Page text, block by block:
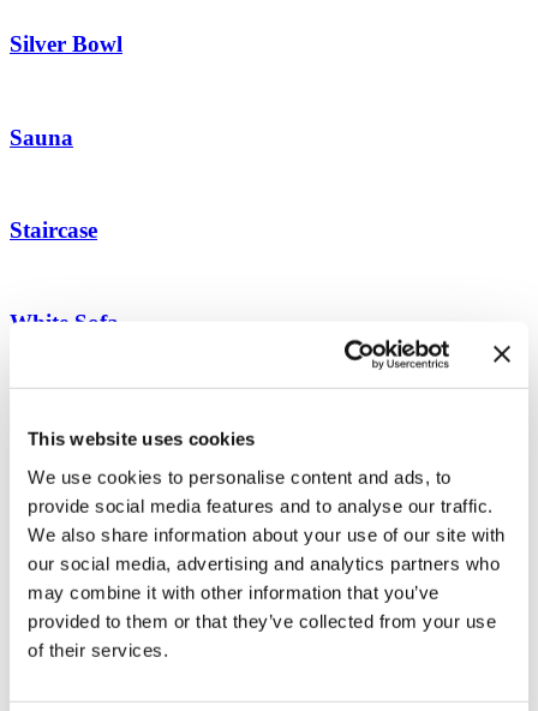
This website uses cookies
We use cookies to personalise content and ads, to
provide social media features and to analyse our traffic.
We also share information about your use of our site with
our social media, advertising and analytics partners who
may combine it with other information that you’ve
provided to them or that they’ve collected from your use
of their services.
Silver Bowl
Sauna
Staircase
White Sofa
Sofa Table
Living Fat White Sofa
Staircase Facee